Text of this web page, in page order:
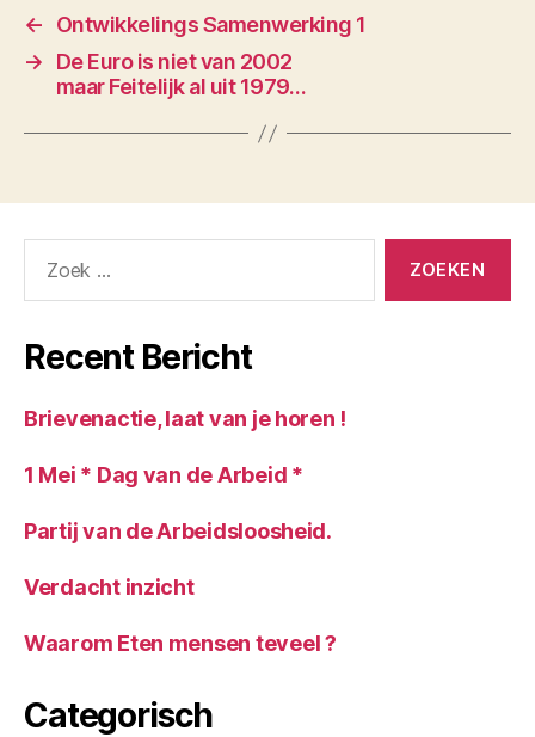
←
Ontwikkelings Samenwerking 1
→
De Euro is niet van 2002
maar Feitelijk al uit 1979…
naar:
Recent Bericht
Brievenactie, laat van je horen !
1 Mei * Dag van de Arbeid *
Partij van de Arbeidsloosheid.
Verdacht inzicht
Waarom Eten mensen teveel ?
Categorisch